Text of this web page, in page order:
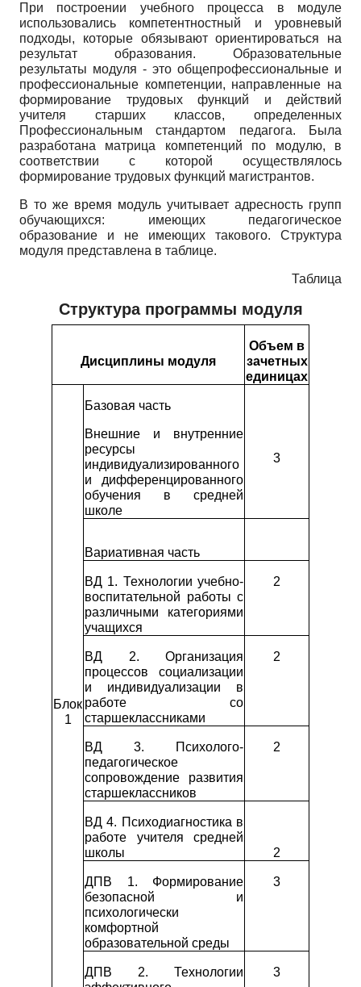
При построении учебного процесса в модуле
использовались компетентностный и уровневый
подходы, которые обязывают ориентироваться на
результат образования. Образовательные
результаты модуля - это общепрофессиональные и
профессиональные компетенции, направленные на
формирование трудовых функций и действий
учителя старших классов, определенных
Профессиональным стандартом педагога. Была
разработана матрица компетенций по модулю, в
соответствии с которой осуществлялось
формирование трудовых функций магистрантов.
В то же время модуль учитывает адресность групп
обучающихся: имеющих педагогическое
образование и не имеющих такового. Структура
модуля представлена в таблице.
Таблица
Структура программы модуля
Дисциплины модуля
Объем в
зачетных
единицах
Блок
1
Базовая часть
Внешние и внутренние
ресурсы
индивидуализированного
и дифференцированного
обучения в средней
школе
3
Вариативная часть
ВД 1. Технологии учебно-
воспитательной работы с
различными категориями
учащихся
2
ВД 2. Организация
процессов социализации
и индивидуализации в
работе со
старшеклассниками
2
ВД 3. Психолого-
педагогическое
сопровождение развития
старшеклассников
2
ВД 4. Психодиагностика в
работе учителя средней
школы
2
ДПВ 1. Формирование
безопасной и
психологически
комфортной
образовательной среды
3
ДПВ 2. Технологии
3